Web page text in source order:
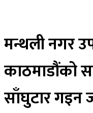
मन्थली नगर
काठमाडौंको
साँघुटार गइन